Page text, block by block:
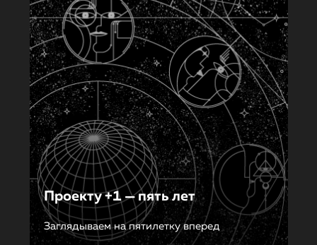
Проекту +1 — пять лет
Заглядываем на пятилетку вперед